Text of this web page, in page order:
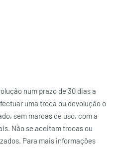
num prazo de 30 dias a
uma troca ou devolução o
sem marcas de uso, com a
Não se aceitam trocas ou
Para mais informações